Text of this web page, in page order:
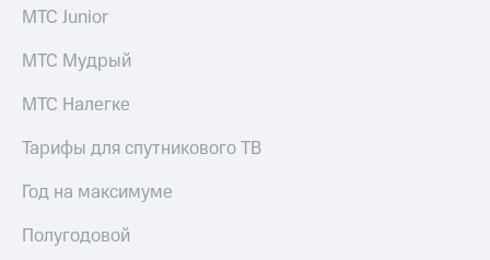
МТС Junior
МТС Мудрый
МТС Налегке
Тарифы для спутникового ТВ
Год на максимуме
Полугодовой